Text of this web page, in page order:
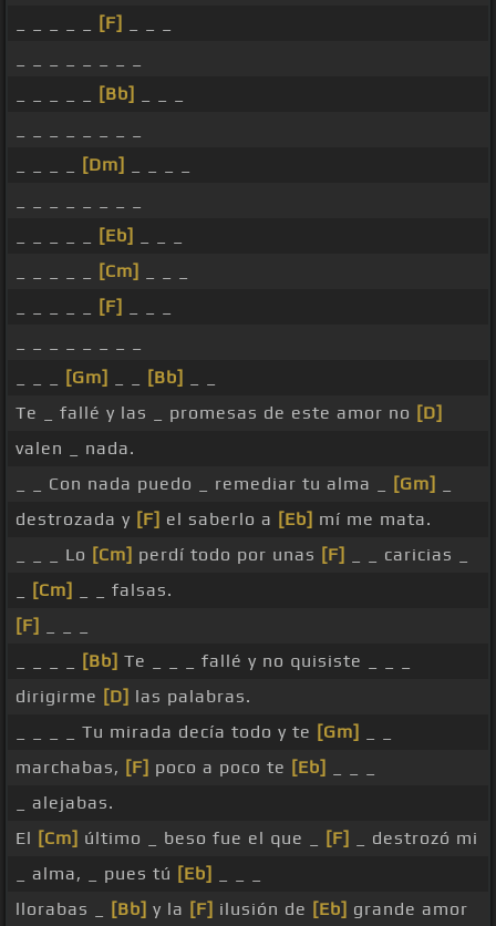
[F]
[Bb]
[Dm]
[Eb]
[Cm]
[F]
[Gm] [Bb]
Te _ fallé y las _ promesas de este amor no [D]
valen _ nada.
_ _ Con nada puedo _ remediar tu alma _
[Gm]
destrozada y [F] el saberlo a [Eb] mí me mata.
_ _ _ Lo [Cm] perdí todo por unas [F]
_ _ caricias _
[Cm]
_ _ falsas.
[F]
[Bb] Te _ _ _ fallé y no quisiste _ _ _
dirigirme [D] las palabras.
_ _ _ _ Tu mirada decía todo y te [Gm]
marchabas, [F] poco a poco te [Eb]
_ alejabas.
El [Cm] último _ beso fue el que _ [F]
_ destrozó mi
_ alma, _ pues tú [Eb]
llorabas _
[Bb] y la [F] ilusión de [Eb] grande amor